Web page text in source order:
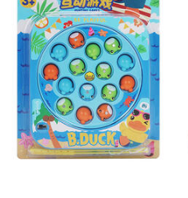
手工艺，文具，蜡笔
娃娃，芭比，收藏公仔
电子玩具